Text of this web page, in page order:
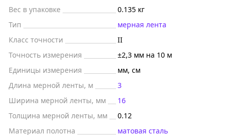
Вес в упаковке
0.135 кг
Тип
мерная лента
Класс точности
II
Точность измерения
±2,3 мм на 10 м
Единицы измерения
мм, см
Длина мерной ленты, м
3
Ширина мерной ленты, мм
16
Толщина мерной ленты, мм
0.12
Материал полотна
матовая сталь